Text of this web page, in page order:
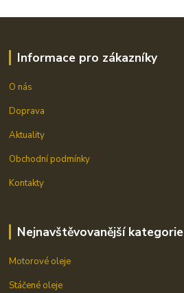
Informace pro zákazníky
O nás
Doprava
Aktuality
Obchodní podmínky
Kontakty
Nejnavštěvovanější kategorie
Motorové oleje
Stáčené oleje